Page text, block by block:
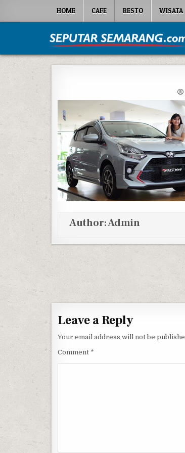
HOME CAFE RESTO WISATA
Seputar Semarang
Author:Admin
Post navigation
Leave a Reply
Your email address will not be
Comment *